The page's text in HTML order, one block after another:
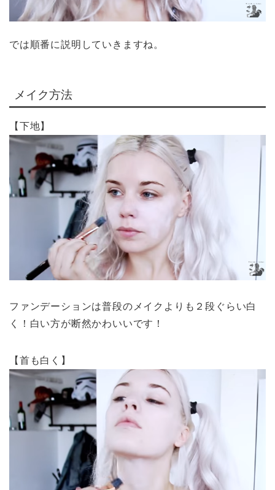
では順番に説明していきますね。
メイク方法
【下地】
ファンデーションは普段のメイクよりも２段ぐらい白
く！白い方が断然かわいいです！
【首も白く】